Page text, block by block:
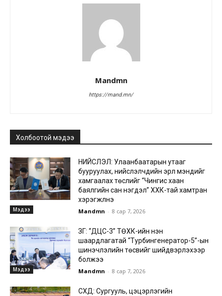
Mandmn
https://mand.mn/
Холбоотой мэдээ
Мэдээ
НИЙСЛЭЛ: Улаанбаатарын утааг
бууруулах, нийслэлчүүдийн эрүүл мэндийг
хамгаалах төслийг “Чингис хаан
баялгийн сан нэгдэл” ХХК-тай хамтран
хэрэгжүүлнэ
Mandmn - 8 сар 7, 2026
Мэдээ
ЗГ: “ДЦС-3” ТӨХК-ийн нэн
шаардлагатай “Турбингенератор-5”-ын
шинэчлэлийн төсвийг шийдвэрлэхээр
болжээ
Mandmn - 8 сар 7, 2026
СХД: Сургууль, цэцэрлэгийн